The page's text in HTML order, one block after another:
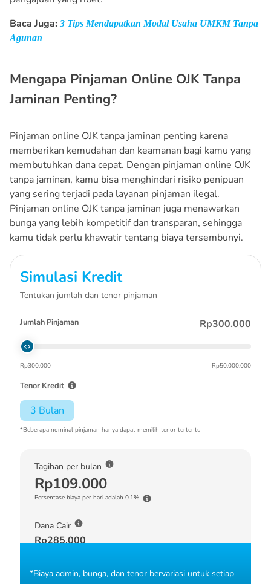
Baca Juga: 3 Tips Mendapatkan Modal Usaha UMKM Tanpa
Agunan
Mengapa Pinjaman Online OJK Tanpa
Jaminan Penting?
Pinjaman online OJK tanpa jaminan penting karena
memberikan kemudahan dan keamanan bagi kamu yang
membutuhkan dana cepat. Dengan pinjaman online OJK
tanpa jaminan, kamu bisa menghindari risiko penipuan
yang sering terjadi pada layanan pinjaman ilegal.
Pinjaman online OJK tanpa jaminan juga menawarkan
bunga yang lebih kompetitif dan transparan, sehingga
kamu tidak perlu khawatir tentang biaya tersembunyi.
Simulasi Kredit
Tentukan jumlah dan tenor pinjaman
Jumlah Pinjaman Rp300.000
Rp300.000 Rp50.000.000
Tenor Kredit
3 Bulan
*Beberapa nominal pinjaman hanya dapat memilih tenor tertentu
Tagihan per bulan
Rp109.000
Persentase biaya per hari adalah 0.1%
Dana Cair
Rp285.000
*Biaya admin, bunga, dan tenor bervariasi untuk setiap